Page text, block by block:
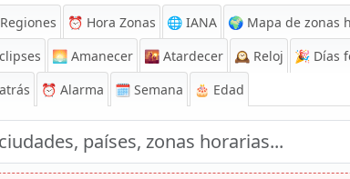
⏰ Hora Zonas 🌐 IANA 🌍 Mapa de zonas
🌅 Amanecer 🌇 Atardecer 🕰️ Reloj 🎉 Días
⏰ Alarma 🗓️ Semana 🎂 Edad